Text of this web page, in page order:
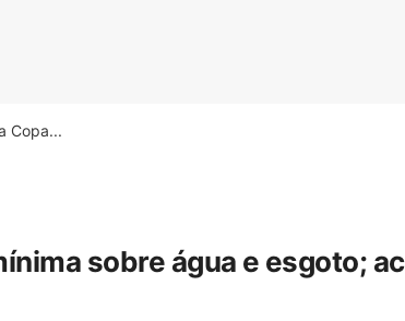
Copa...
sobre água e esgoto;